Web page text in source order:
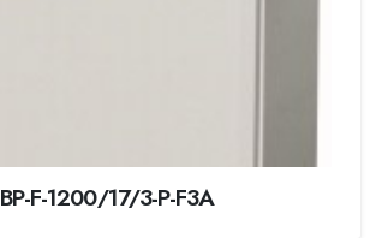
BP-F-1200/17/3-P-F3A